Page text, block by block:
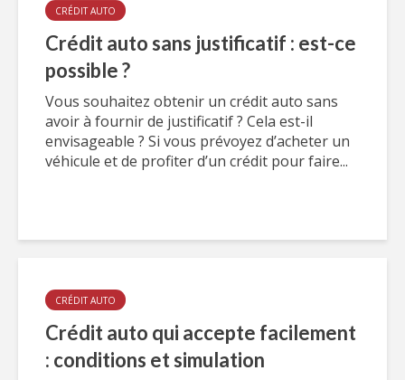
CRÉDIT AUTO
Crédit auto sans justificatif : est-ce
possible ?
Vous souhaitez obtenir un crédit auto sans
avoir à fournir de justificatif ? Cela est-il
envisageable ? Si vous prévoyez d’acheter un
véhicule et de profiter d’un crédit pour faire...
CRÉDIT AUTO
Crédit auto qui accepte facilement
: conditions et simulation